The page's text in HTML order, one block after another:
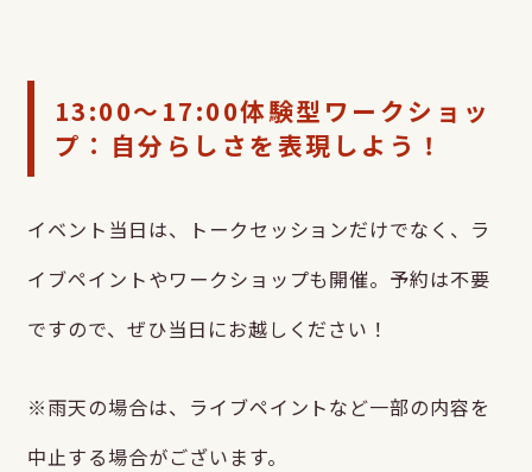
13:00～17:00体験型ワークショッ
プ：自分らしさを表現しよう！
イベント当日は、トークセッションだけでなく、ラ
イブペイントやワークショップも開催。予約は不要
ですので、ぜひ当日にお越しください！
※雨天の場合は、ライブペイントなど一部の内容を
中止する場合がございます。